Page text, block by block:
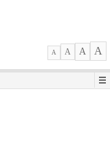
A A A A